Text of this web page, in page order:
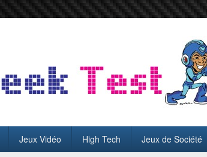
Jeux Vidéo High Tech Jeux de Société